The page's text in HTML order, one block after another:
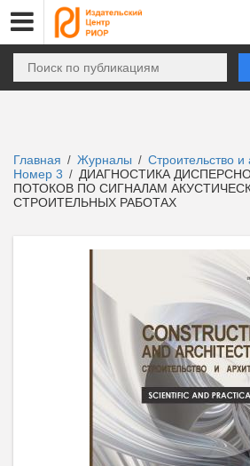
Главная / Журналы / Строительство и
Номер 3 / ДИАГНОСТИКА
ПОТОКОВ ПО СИГНАЛАМ
СТРОИТЕЛЬНЫХ РАБОТАХ